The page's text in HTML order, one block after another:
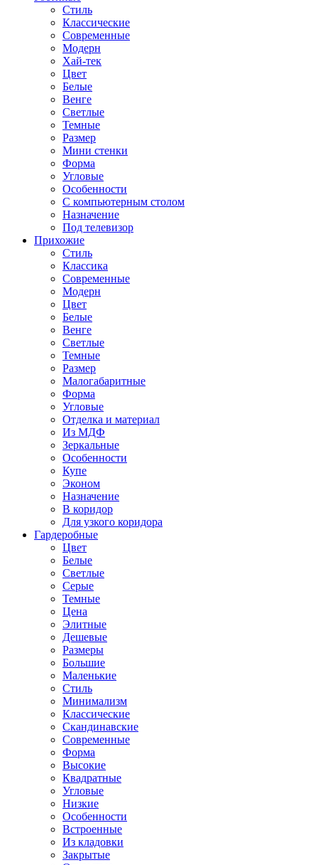
Стиль
Классические
Современные
Модерн
Хай-тек
Цвет
Белые
Венге
Светлые
Темные
Размер
Мини стенки
Форма
Угловые
Особенности
С компьютерным столом
Назначение
Под телевизор
Прихожие
Стиль
Классика
Современные
Модерн
Цвет
Белые
Венге
Светлые
Темные
Размер
Малогабаритные
Форма
Угловые
Отделка и материал
Из МДФ
Зеркальные
Особенности
Купе
Эконом
Назначение
В коридор
Для узкого коридора
Гардеробные
Цвет
Белые
Светлые
Серые
Темные
Цена
Элитные
Дешевые
Размеры
Большие
Маленькие
Стиль
Минимализм
Классические
Скандинавские
Современные
Форма
Высокие
Квадратные
Угловые
Низкие
Особенности
Встроенные
Из кладовки
Закрытые